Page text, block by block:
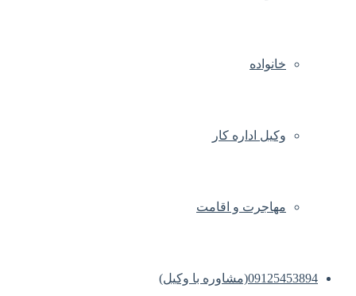
خانواده
وکیل اداره کار
مهاجرت و اقامت
09125453894(مشاوره با وکیل)